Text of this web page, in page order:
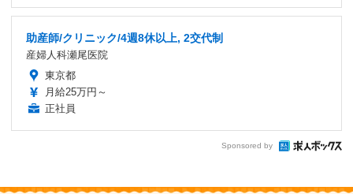
助産師/クリニック/4週8休以上, 2交代制
産婦人科瀬尾医院
東京都
月給25万円～
正社員
Sponsored by